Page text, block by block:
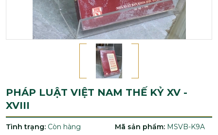
PHÁP LUẬT VIỆT NAM THẾ KỶ XV -
XVIII
Tình trạng: Còn hàng Mã sản phẩm: MSVB-K9A